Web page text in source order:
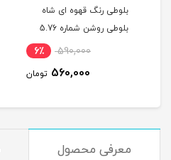
بلوطی رنگ قهوه ای شاه
بلوطی روشن شماره 5.76
590,000 6٪
560,000 تومان
معرفی محصول